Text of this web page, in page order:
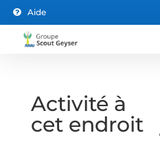
 Aide
Activité à
cet endroit